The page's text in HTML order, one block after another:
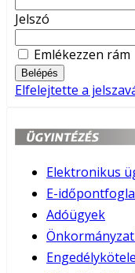
Jelszó
Emlékezzen rám
Belépés
Elfelejtette a
Elektronikus
E-
Adóügyek